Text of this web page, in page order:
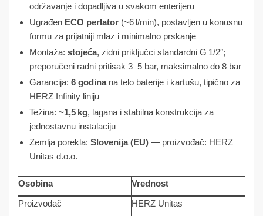
održavanje i dopadljiva u svakom enterijeru
Ugrađen ECO perlator (~6 l/min), postavljen u konusnu
formu za prijatniji mlaz i minimalno prskanje
Montaža: stojeća, zidni priključci standardni G 1/2″;
preporučeni radni pritisak 3–5 bar, maksimalno do 8 bar
Garancija: 6 godinana telo baterije i kartušu, tipično za
HERZ Infinity liniju
Težina: ~1,5 kg, lagana i stabilna konstrukcija za
jednostavnu instalaciju
Zemlja porekla: Slovenija (EU) — proizvođač: HERZ
Unitas d.o.o.
Osobina
Vrednost
Proizvođač
HERZ Unitas